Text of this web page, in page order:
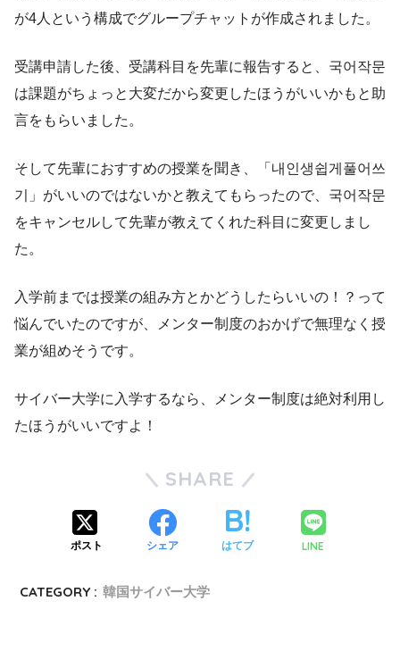
が4人という構成でグループチャットが作成されました。
受講申請した後、受講科目を先輩に報告すると、국어작문
は課題がちょっと大変だから変更したほうがいいかもと助
言をもらいました。
そして先輩におすすめの授業を聞き、「내인생쉽게풀어쓰
기」がいいのではないかと教えてもらったので、국어작문
をキャンセルして先輩が教えてくれた科目に変更しまし
た。
入学前までは授業の組み方とかどうしたらいいの！？って
悩んでいたのですが、メンター制度のおかげで無理なく授
業が組めそうです。
サイバー大学に入学するなら、メンター制度は絶対利用し
たほうがいいですよ！
SHARE
ポスト シェア はてブ LINE
CATEGORY : 韓国サイバー大学